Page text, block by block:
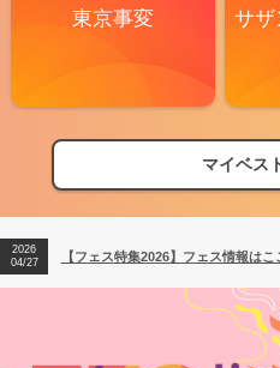
東京事変
サザ
マイベス
【フェス特集2026】フェス情報はこ
【ライブ動員ランキング】2026年上
2026
04/27
【フェス特集2026】フェス情報はこ
2026
【ライブ動員ランキング】2026年上